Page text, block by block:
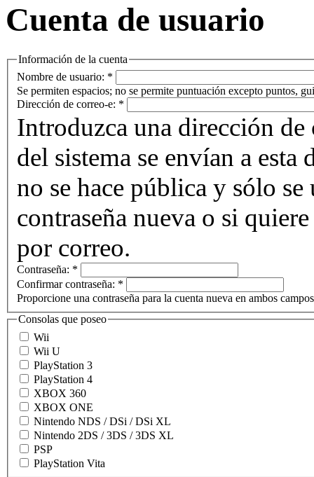
Cuenta de usuario
Información de la cuenta
Nombre de usuario: *
Se permiten espacios; no se permite puntuación excepto puntos,
Dirección de correo-e: *
Introduzca una dirección
del sistema se envían a
no se hace pública y sólo
contraseña nueva o si
por correo.
Contraseña: *
Confirmar contraseña: *
Proporcione una contraseña para la cuenta nueva en ambos
Consolas que poseo
Wii
Wii U
PlayStation 3
PlayStation 4
XBOX 360
XBOX ONE
Nintendo NDS / DSi / DSi XL
Nintendo 2DS / 3DS / 3DS XL
PSP
PlayStation Vita